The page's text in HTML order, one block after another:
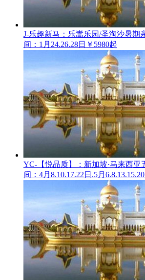
J-乐趣新马：乐嵩乐园/圣淘沙暑期
间：1月24.26.28日 ￥5980起
YC-【悦品质】：新加坡·马来西亚
间：4月8.10.17.22日.5月